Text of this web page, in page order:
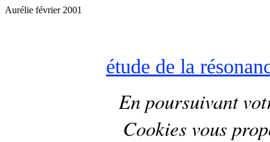
Aurélie février 2001
étude de la
En poursuivant
Cookies vous